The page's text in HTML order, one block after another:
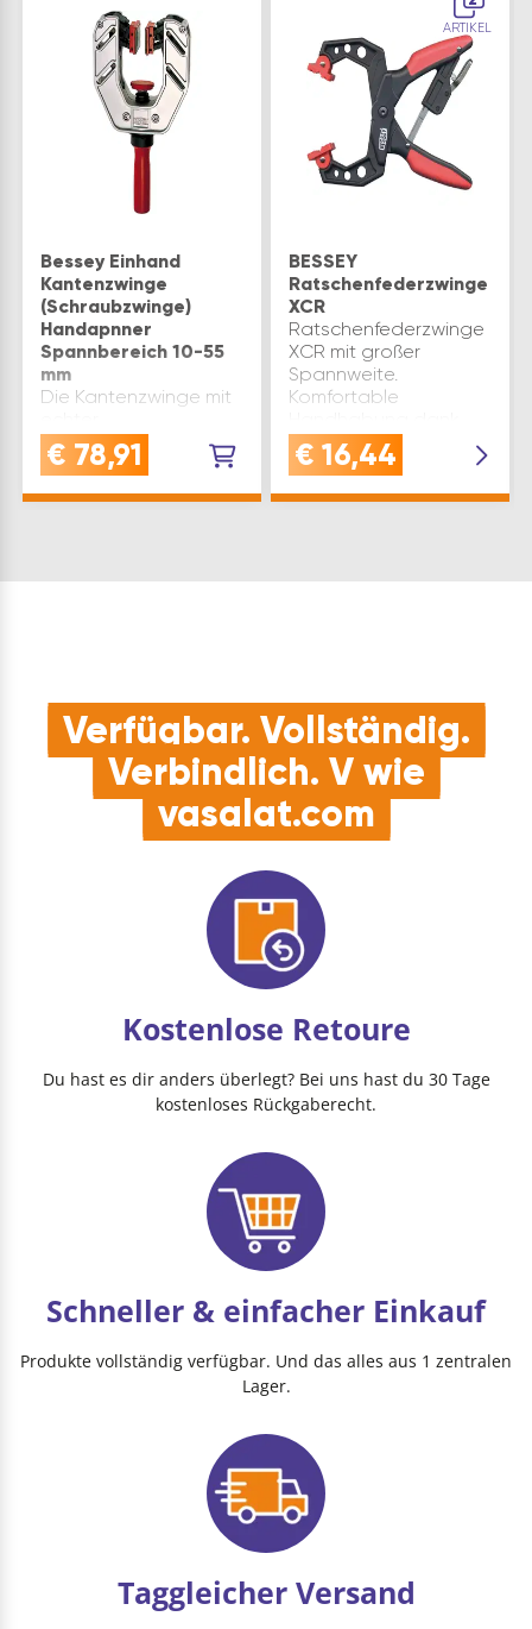
Bessey Einhand
Kantenzwinge
(Schraubzwinge)
Handapnner
Spannbereich 10-55
mm
Die Kantenzwinge mit
Einhandbedienung.
Das Befestigen der
€ 78,91
ARTIKEL
BESSEY
Ratschenfederzwinge
XCR
Ratschenfederzwinge
XCR mit großer
Spannweite.
Komfortable
ergonomischem 2-
Komponenten-
€ 16,44
Verfügbar. Vollständig.
Verbindlich. V wie
vasalat.com
Kostenlose Retoure
Du hast es dir anders überlegt? Bei uns hast du 30 Tage
kostenloses Rückgaberecht.
Schneller & einfacher Einkauf
Produkte vollständig verfügbar. Und das alles aus 1 zentralen
Lager.
Taggleicher Versand